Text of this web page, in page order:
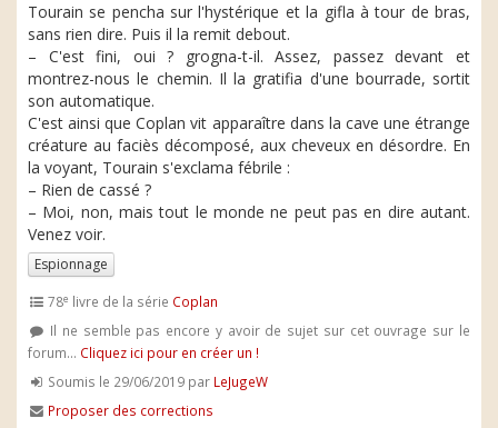
Tourain se pencha sur l'hystérique et la gifla à tour de bras,
sans rien dire. Puis il la remit debout.
– C'est fini, oui ? grogna-t-il. Assez, passez devant et
montrez-nous le chemin. Il la gratifia d'une bourrade, sortit
son automatique.
C'est ainsi que Coplan vit apparaître dans la cave une étrange
créature au faciès décomposé, aux cheveux en désordre. En
la voyant, Tourain s'exclama fébrile :
– Rien de cassé ?
– Moi, non, mais tout le monde ne peut pas en dire autant.
Venez voir.
Espionnage
78e livre de la série Coplan
Il ne semble pas encore y avoir de sujet sur cet ouvrage sur le
forum... Cliquez ici pour en créer un !
Soumis le 29/06/2019 par LeJugeW
Proposer des corrections